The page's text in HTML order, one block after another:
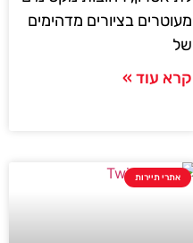
מעוטרים בציורים מדהימים
של
קרא עוד »
אתרי תיירות